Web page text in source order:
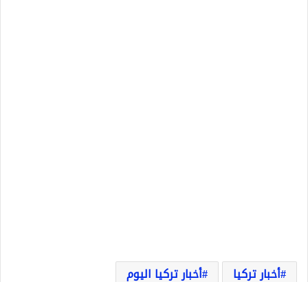
أخبار تركيا
أخبار تركيا اليوم